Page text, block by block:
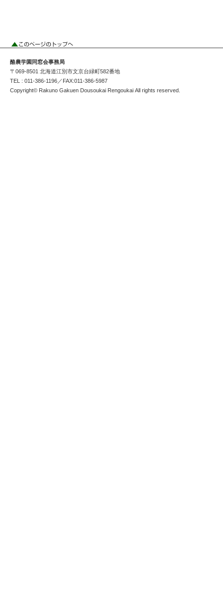
酪農学園同窓会事務局
〒069-8501 北海道江別市文京台緑町582番地
TEL : 011-386-1196／FAX:011-386-5987
Copyright© Rakuno Gakuen Dousoukai Rengoukai All rights reserved.